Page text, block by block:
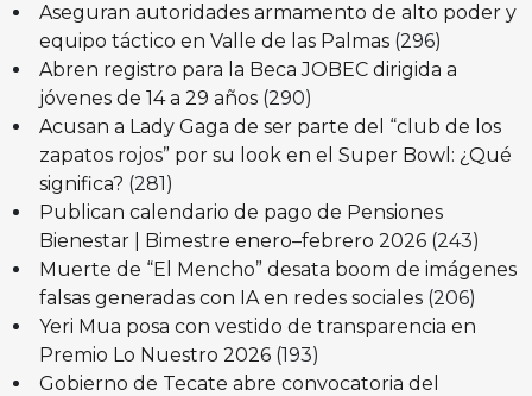
Aseguran autoridades armamento de alto poder y
equipo táctico en Valle de las Palmas (296)
Abren registro para la Beca JOBEC dirigida a
jóvenes de 14 a 29 años (290)
Acusan a Lady Gaga de ser parte del “club de los
zapatos rojos” por su look en el Super Bowl: ¿Qué
significa? (281)
Publican calendario de pago de Pensiones
Bienestar | Bimestre enero–febrero 2026 (243)
Muerte de “El Mencho” desata boom de imágenes
falsas generadas con IA en redes sociales (206)
Yeri Mua posa con vestido de transparencia en
Premio Lo Nuestro 2026 (193)
Gobierno de Tecate abre convocatoria del